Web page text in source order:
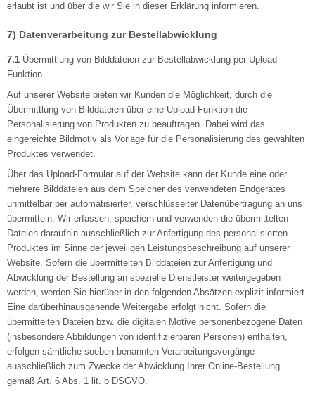
erlaubt ist und über die wir Sie in dieser Erklärung informieren.
7) Datenverarbeitung zur Bestellabwicklung
7.1 Übermittlung von Bilddateien zur Bestellabwicklung per Upload-
Funktion
Auf unserer Website bieten wir Kunden die Möglichkeit, durch die
Übermittlung von Bilddateien über eine Upload-Funktion die
Personalisierung von Produkten zu beauftragen. Dabei wird das
eingereichte Bildmotiv als Vorlage für die Personalisierung des gewählten
Produktes verwendet.
Über das Upload-Formular auf der Website kann der Kunde eine oder
mehrere Bilddateien aus dem Speicher des verwendeten Endgerätes
unmittelbar per automatisierter, verschlüsselter Datenübertragung an uns
übermitteln. Wir erfassen, speichern und verwenden die übermittelten
Dateien daraufhin ausschließlich zur Anfertigung des personalisierten
Produktes im Sinne der jeweiligen Leistungsbeschreibung auf unserer
Website. Sofern die übermittelten Bilddateien zur Anfertigung und
Abwicklung der Bestellung an spezielle Dienstleister weitergegeben
werden, werden Sie hierüber in den folgenden Absätzen explizit informiert.
Eine darüberhinausgehende Weitergabe erfolgt nicht. Sofern die
übermittelten Dateien bzw. die digitalen Motive personenbezogene Daten
(insbesondere Abbildungen von identifizierbaren Personen) enthalten,
erfolgen sämtliche soeben benannten Verarbeitungsvorgänge
ausschließlich zum Zwecke der Abwicklung Ihrer Online-Bestellung
gemäß Art. 6 Abs. 1 lit. b DSGVO.